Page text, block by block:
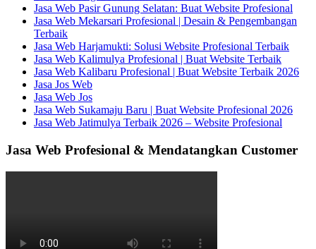
Jasa Web Pasir Gunung Selatan: Buat Website Profesional
Jasa Web Mekarsari Profesional | Desain & Pengembangan
Terbaik
Jasa Web Harjamukti: Solusi Website Profesional Terbaik
Jasa Web Kalimulya Profesional | Buat Website Terbaik
Jasa Web Kalibaru Profesional | Buat Website Terbaik 2026
Jasa Jos Web
Jasa Web Jos
Jasa Web Sukamaju Baru | Buat Website Profesional 2026
Jasa Web Jatimulya Terbaik 2026 – Website Profesional
Jasa Web Profesional & Mendatangkan Customer